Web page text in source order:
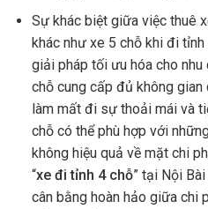
Sự khác biệt giữa việc thuê
khác như xe 5 chỗ khi đi
giải pháp tối ưu hóa cho nhu
chỗ cung cấp đủ không gian
làm mất đi sự thoải mái và
chỗ có thể phù hợp với
không hiệu quả về mặt chi
“xe đi tỉnh 4 chỗ” tại Nội
cân bằng hoàn hảo giữa chi